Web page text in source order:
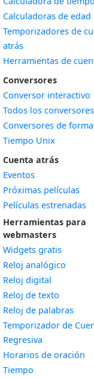
Calculadoras de edad
Temporizadores de
atrás
Herramientas de
Conversores
Conversor interactivo
Todos los
Conversores de
Tiempo Unix
Cuenta atrás
Eventos
Próximas películas
Películas estrenadas
Herramientas para
webmasters
Widgets gratis
Reloj analógico
Reloj digital
Reloj de texto
Reloj de palabras
Temporizador de
Regresiva
Horarios de oración
Tiempo